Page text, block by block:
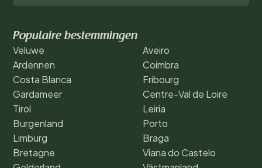
Populaire bestemmingen
Veluwe
Ardennen
Costa Blanca
Gardameer
Tirol
Burgenland
Limburg
Bretagne
Aveiro
Coimbra
Fribourg
Centre-Val de Loire
Leiria
Porto
Braga
Viana do Castelo